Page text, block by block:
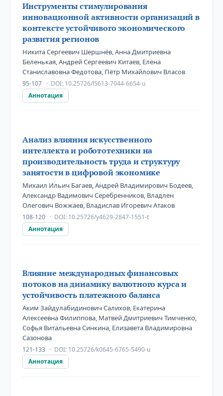
Инструменты стимулирования
инновационной активности организаций в
контексте устойчивого экономического
развития регионов
Никита Сергеевич Шершнёв, Анна Дмитриевна
Беленькая, Андрей Сергеевич Китаев, Елена
Станиславовна Федотова, Пётр Михайлович Власов
95-107 DOI: 10.25726/l5613-7044-6654-u
Аннотация
Анализ влияния искусственного
интеллекта и робототехники на
производительность труда и структуру
занятости в цифровой экономике
Михаил Ильич Багаев, Андрей Владимирович Бодеев,
Александр Вадимович Серебренников, Владлен
Олегович Вожжаев, Владислав Игоревич Атаков
108-120 DOI: 10.25726/y4629-2847-1551-t
Аннотация
Влияние международных финансовых
потоков на динамику валютного курса и
устойчивость платежного баланса
Аким Зайдулабидинович Салихов, Екатерина
Алексеевна Филиппова, Матвей Дмитриевич Тимченко,
Софья Витальевна Синкина, Елизавета Владимировна
Сазонова
121-133 DOI: 10.25726/k0645-6765-5490-u
Аннотация